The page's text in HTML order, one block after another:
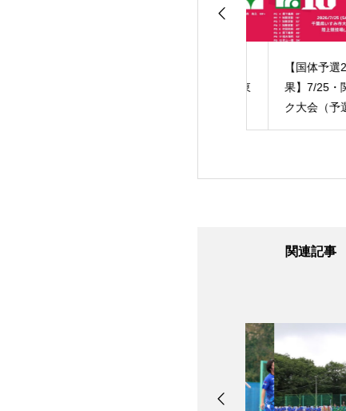
【国体予選
果】7/25・関東
ク大会（予選）
初戦神奈川に快
関連記事